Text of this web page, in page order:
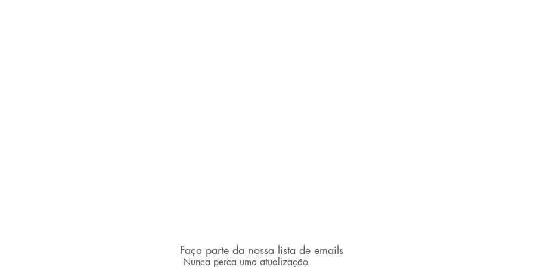
Faça parte da nossa lista de emails
Nunca perca uma atualização